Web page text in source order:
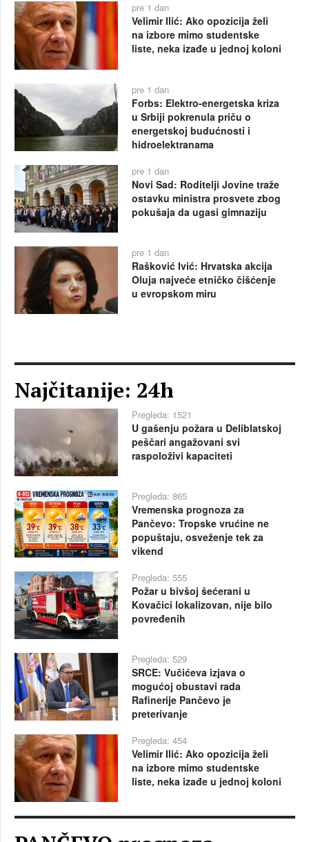
pre 1 dan
Velimir Ilić: Ako opozicija želi
na izbore mimo studentske
liste, neka izađe u jednoj koloni
pre 1 dan
Forbs: Elektro-energetska kriza
u Srbiji pokrenula priču o
energetskoj budućnosti i
hidroelektranama
pre 1 dan
Novi Sad: Roditelji Jovine traže
ostavku ministra prosvete zbog
pokušaja da ugasi gimnaziju
pre 1 dan
Rašković Ivić: Hrvatska akcija
Oluja najveće etničko čišćenje
u evropskom miru
Najčitanije: 24h
Pregleda: 1521
U gašenju požara u Deliblatskoj
peščari angažovani svi
raspoloživi kapaciteti
Pregleda: 865
Vremenska prognoza za
Pančevo: Tropske vrućine ne
popuštaju, osveženje tek za
vikend
Pregleda: 555
Požar u bivšoj šećerani u
Kovačici lokalizovan, nije bilo
povređenih
Pregleda: 529
SRCE: Vučićeva izjava o
mogućoj obustavi rada
Rafinerije Pančevo je
preterivanje
Pregleda: 454
Velimir Ilić: Ako opozicija želi
na izbore mimo studentske
liste, neka izađe u jednoj koloni